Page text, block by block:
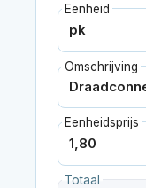
Eenheid
Omschrijving
Eenheidsprijs
Totaal